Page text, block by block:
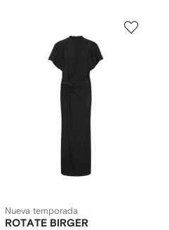
Nueva temporada
ROTATE BIRGER